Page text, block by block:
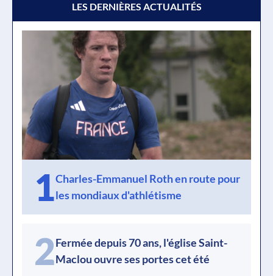
LES DERNIÈRES ACTUALITÉS
1Charles-Emmanuel Roth en route pour
les mondiaux d'athlétisme
2Fermée depuis 70 ans, l'église Saint-
Maclou ouvre ses portes cet été